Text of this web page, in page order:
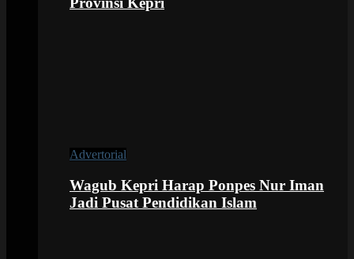
Advertorial
Wagub Kepri Harap Ponpes Nur Iman
Jadi Pusat Pendidikan Islam